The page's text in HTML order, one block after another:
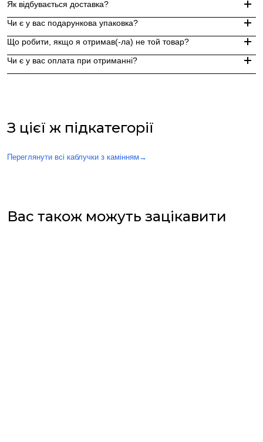
Замовлення, оформлені до 15:00, відправляються в той же
Індивідуальні замовлення (гравіювання, вироби з перлин
Як відбувається доставка?
Доставка по Україні - Безкоштовно від 3000 грн.
За додаткову по Європі та світу , служба доставки "Укр
Чи є у вас подарункова упаковка?
Так, ми надаємо стильну фірмову упаковку до кожного
Що робити, якщо я отримав(-ла) не той товар?
Чи є у вас оплата при отриманні?
З цієї ж підкатегорії
Переглянути всі каблучки з камінням →
Вас також можуть зацікавити